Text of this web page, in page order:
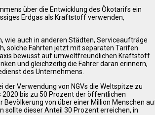
über die Entwicklung des Ökotarifs ein
Erdgas als Kraftstoff verwenden,
wie auch in anderen Städten, Serviceaufträge
solche Fahrten jetzt mit separaten Tarifen
bewusst auf umweltfreundlichen Kraftstoff
und gleichzeitig die Fahrer daran erinnern,
des Unternehmens.
der Verwendung von NGVs die Weltspitze zu
2020 bis zu 50 Prozent der öffentlichen
von über einer Million Menschen
sollte dieser Anteil 30 Prozent erreichen, in